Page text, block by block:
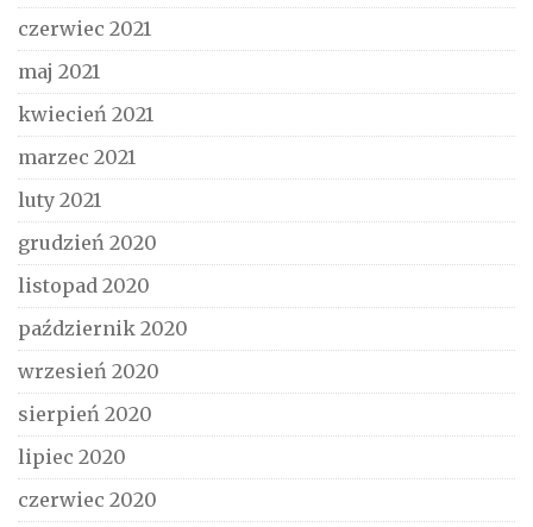
czerwiec 2021
maj 2021
kwiecień 2021
marzec 2021
luty 2021
grudzień 2020
listopad 2020
październik 2020
wrzesień 2020
sierpień 2020
lipiec 2020
czerwiec 2020